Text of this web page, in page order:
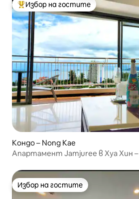
Най-популярен избор на гостите
Избор на гостите
Кондо – Nong Kae
Апартамент Jamjuree в Хуа Хин –
Избор на гостите
Избор на гостите